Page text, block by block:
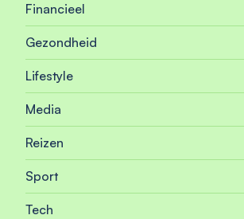
Financieel
Gezondheid
Lifestyle
Media
Reizen
Sport
Tech